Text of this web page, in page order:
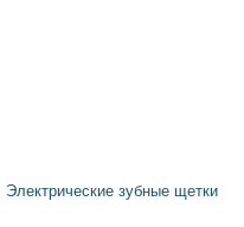
Электрические зубные щетки